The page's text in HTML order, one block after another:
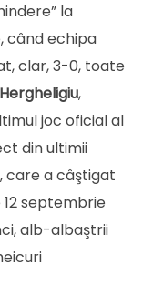
la
când echipa
clar, 3-0, toate
Hergheligiu,
joc oficial al
din ultimii
care a câştigat
septembrie
alb-albaştrii